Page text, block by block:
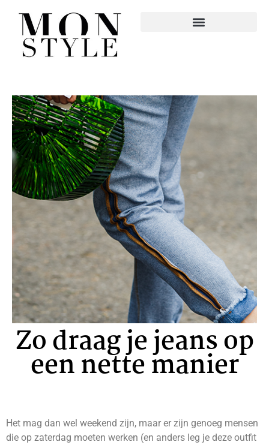
Zo draag je jeans op
een nette manier
Het mag dan wel weekend zijn, maar er zijn genoeg mensen
die op zaterdag moeten werken (en anders leg je deze outfit